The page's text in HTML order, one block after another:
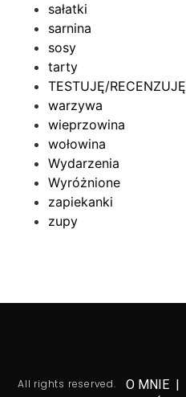
sałatki
sarnina
sosy
tarty
TESTUJĘ/RECENZUJĘ
warzywa
wieprzowina
wołowina
Wydarzenia
Wyróżnione
zapiekanki
zupy
All rights reserved. O MNIE |